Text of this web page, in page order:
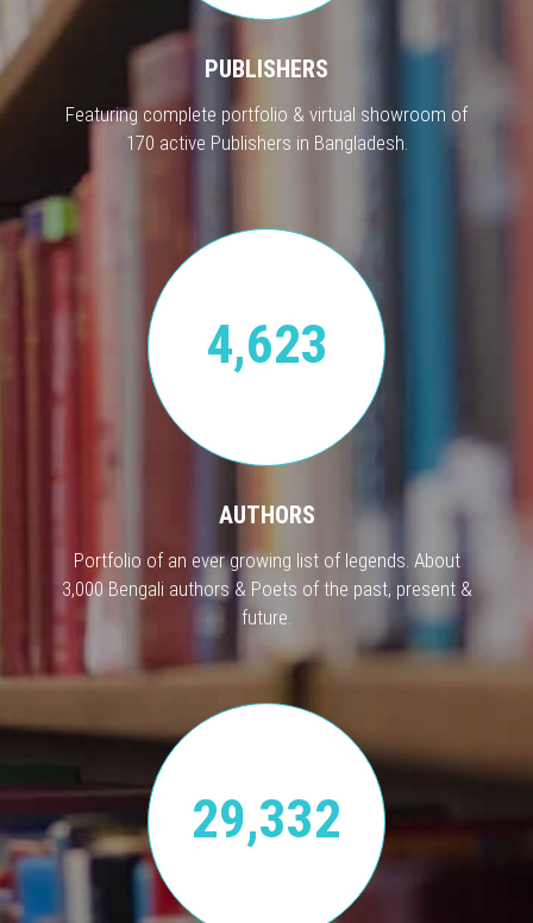
PUBLISHERS
Featuring complete portfolio & virtual showroom of
170 active Publishers in Bangladesh.
4,623
AUTHORS
Portfolio of an ever growing list of legends. About
3,000 Bengali authors & Poets of the past, present &
future.
29,332